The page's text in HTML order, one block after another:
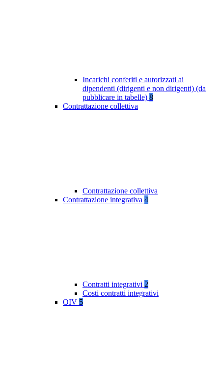
Incarichi conferiti e autorizzati ai
dipendenti (dirigenti e non dirigenti) (da
pubblicare in tabelle) 8
Contrattazione collettiva
Contrattazione collettiva
Contrattazione integrativa 4
Contratti integrativi 2
Costi contratti integrativi
OIV 5